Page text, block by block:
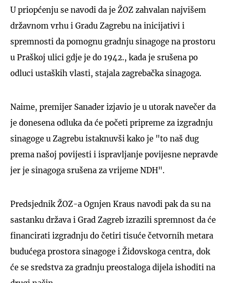
U priopćenju se navodi da je ŽOZ zahvalan najvišem
državnom vrhu i Gradu Zagrebu na inicijativi i
spremnosti da pomognu gradnju sinagoge na prostoru
u Praškoj ulici gdje je do 1942., kada je srušena po
odluci ustaških vlasti, stajala zagrebačka sinagoga.
Naime, premijer Sanader izjavio je u utorak navečer da
je donesena odluka da će početi pripreme za izgradnju
sinagoge u Zagrebu istaknuvši kako je "to naš dug
prema našoj povijesti i ispravljanje povijesne nepravde
jer je sinagoga srušena za vrijeme NDH".
Predsjednik ŽOZ-a Ognjen Kraus navodi pak da su na
sastanku država i Grad Zagreb izrazili spremnost da će
financirati izgradnju do četiri tisuće četvornih metara
budućega prostora sinagoge i Židovskoga centra, dok
će se sredstva za gradnju preostaloga dijela ishoditi na